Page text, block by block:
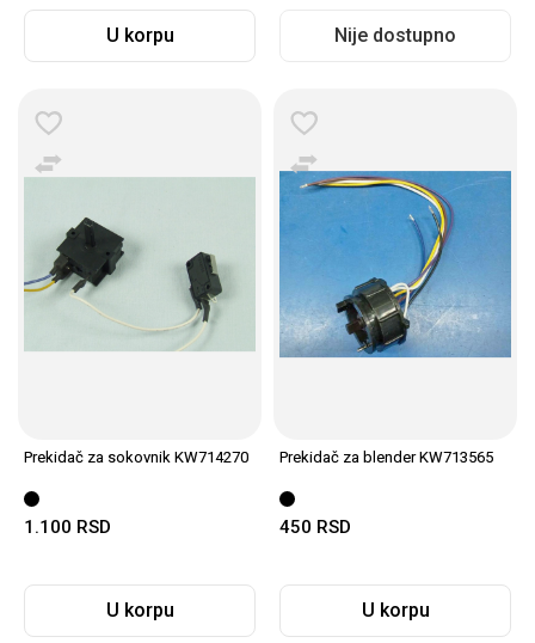
U korpu Nije dostupno
Prekidač za sokovnik KW714270
1.100 RSD
U korpu
Prekidač za blender KW713565
450 RSD
U korpu